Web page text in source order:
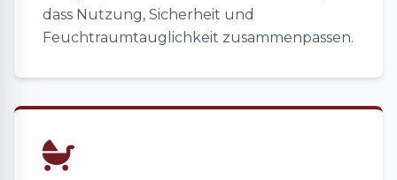
dass Nutzung, Sicherheit und
Feuchtraumtauglichkeit zusammenpassen.